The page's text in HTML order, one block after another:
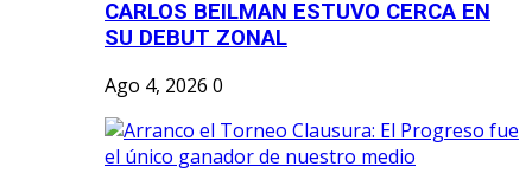
CARLOS BEILMAN ESTUVO CERCA EN
SU DEBUT ZONAL
Ago 4, 2026 0